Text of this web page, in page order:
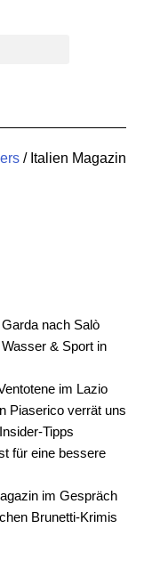
/ Italien Magazin
nach Salò
& Sport in
im Lazio
Piaserico verrät uns
Tipps
für eine bessere
im Gespräch
Brunetti-Krimis